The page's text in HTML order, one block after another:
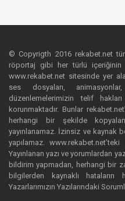
© Copyrigth 2016 rekabet.net
röportaj gibi her türlü içeriğinin
www.rekabet.net sitesinde yer
ses dosyaları,
düzenlemelerimizin telif
korunmaktadır. Bunlar
herhangi bir şekilde
yayınlanamaz. İzinsiz ve kaynak
yapılamaz.
Yayınlanan yazı ve yorumlardan
bildirim yapmadan, herhangi bir
bilgilerden kaynaklı
Yazarlarımızın Yazılarındaki